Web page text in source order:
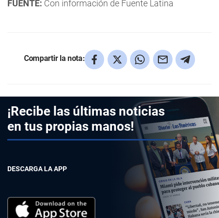
FUENTE: Con información de Fuente Latina
Compartir la nota:
¡Recibe las últimas noticias
en tus propias manos!
DESCARGA LA APP